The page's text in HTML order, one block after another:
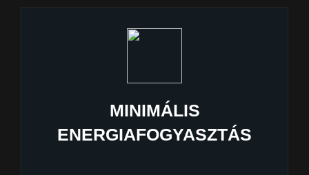
MINIMÁLIS
ENERGIAFOGYASZTÁS